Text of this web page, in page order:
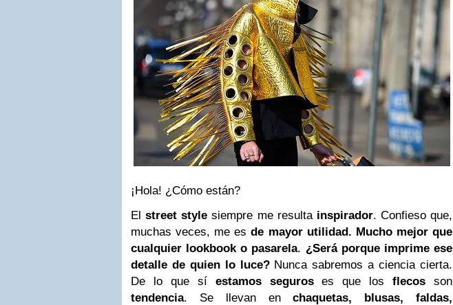
¡Hola! ¿Cómo están?
El street stylesiempre me resulta inspirador. Confieso que,
muchas veces, me esde mayor utilidad. Mucho mejor que
cualquier lookbook o pasarela. ¿Será porque imprime ese
detalle de quien lo luce?Nunca sabremos a ciencia cierta.
De lo que sí estamos seguroses que losflecos son
tendencia. Se llevan enchaquetas, blusas, faldas,